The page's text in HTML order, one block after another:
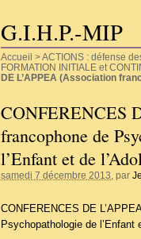
G.I.H.P.-MIP
Accueil >ACTIONS : défense
FORMATION INITIALE et
DE L’APPEA (Association
CONFERENCES
francophone de
l’Enfant et de
samedi 7 décembre 2013 , par
CONFERENCES DE
Psychopathologie de l’Enfant